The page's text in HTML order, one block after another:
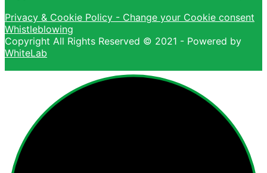
Privacy & Cookie Policy - Change your Cookie consent
Whistleblowing
Copyright All Rights Reserved © 2021 - Powered by
WhiteLab